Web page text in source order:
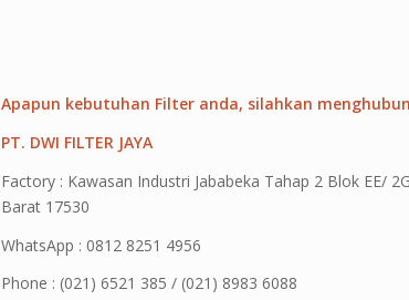
Apapun kebutuhan Filter anda, silahkan
PT. DWI FILTER JAYA
Factory : Kawasan Industri Jababeka Tahap 2 Blok EE/
Barat 17530
WhatsApp : 0812 8251 4956
Phone : (021) 6521 385 / (021) 8983 6088